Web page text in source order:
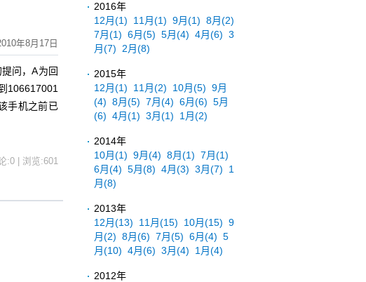
年8月17日
问，A为回
106617001
手机之前已
:0 | 浏览:601
2016年
12月(1) 11月(1) 9月(1) 8月(2)
7月(1) 6月(5) 5月(4) 4月(6) 3
月(7) 2月(8)
2015年
12月(1) 11月(2) 10月(5) 9月
(4) 8月(5) 7月(4) 6月(6) 5月
(6) 4月(1) 3月(1) 1月(2)
2014年
10月(1) 9月(4) 8月(1) 7月(1)
6月(4) 5月(8) 4月(3) 3月(7)
1
月(8)
2013年
12月(13) 11月(15) 10月(15) 9
月(2) 8月(6) 7月(5) 6月(4) 5
月(10) 4月(6) 3月(4) 1月(4)
2012年